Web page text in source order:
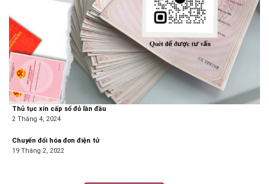
Thủ tục xin cấp sổ đỏ lần đầu
2 Tháng 4, 2024
Chuyển đổi hóa đơn điện tử
19 Tháng 2, 2022